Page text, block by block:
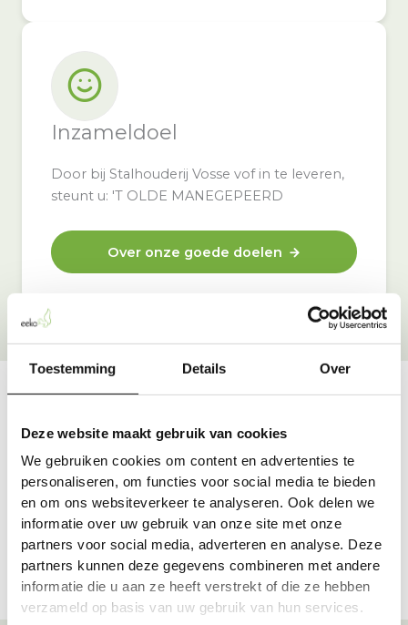
Toestemming Details Over
Deze website maakt gebruik van cookies
We gebruiken cookies om content en advertenties te
personaliseren, om functies voor social media te bieden
en om ons websiteverkeer te analyseren. Ook delen we
informatie over uw gebruik van onze site met onze
partners voor social media, adverteren en analyse. Deze
partners kunnen deze gegevens combineren met andere
informatie die u aan ze heeft verstrekt of die ze hebben
verzameld op basis van uw gebruik van hun services.
Inzameldoel
Door bij Stalhouderij Vosse vof in te leveren,
steunt u: 'T OLDE MANEGEPEERD
Over onze goede doelen
Vraag & antwoord
De meest voorkomende vragen over onze dienst vind
je hier.
Bekijk alle antwoorden